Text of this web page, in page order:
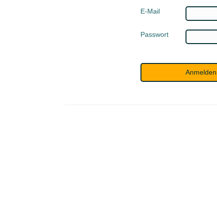
E-Mail
Passwort